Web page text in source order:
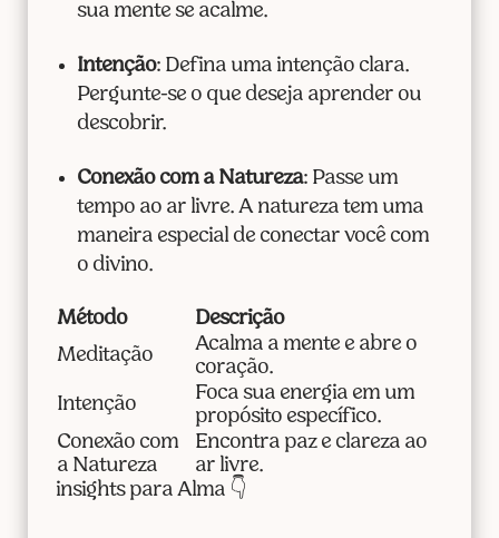
sua mente se acalme.
Intenção: Defina uma intenção clara.
Pergunte-se o que deseja aprender ou
descobrir.
Conexão com a Natureza: Passe um
tempo ao ar livre. A natureza tem uma
maneira especial de conectar você com
o divino.
Método
Descrição
Meditação
Acalma a mente e abre o
coração.
Intenção
Foca sua energia em um
propósito específico.
Conexão com
a Natureza
Encontra paz e clareza ao
ar livre.
insights para Alma 👇